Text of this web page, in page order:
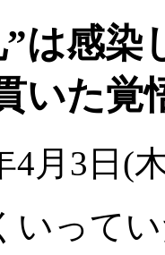
”は感染
いた覚
4月3日(
いって